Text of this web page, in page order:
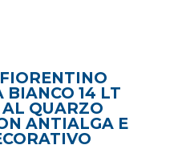
BIANCO 14 LT
QUARZO
ANTIALGA E